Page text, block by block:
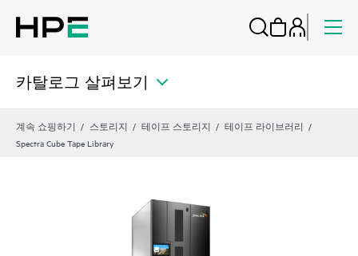
카탈로그 살펴보기
계속 쇼핑하기 스토리지 테이프 스토리지
테이프 라이브러리
Spectra Cube Tape Library